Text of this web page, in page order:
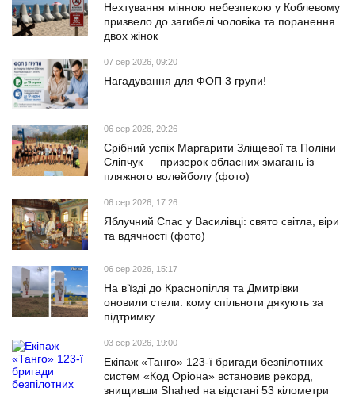
Нехтування мінною небезпекою у Коблевому
призвело до загибелі чоловіка та поранення
двох жінок
07 сер 2026, 09:20
Нагадування для ФОП 3 групи!
06 сер 2026, 20:26
Срібний успіх Маргарити Зліщевої та Поліни
Сліпчук — призерок обласних змагань із
пляжного волейболу (фото)
06 сер 2026, 17:26
Яблучний Спас у Василівці: свято світла, віри
та вдячності (фото)
06 сер 2026, 15:17
На в’їзді до Краснопілля та Дмитрівки
оновили стели: кому спільноти дякують за
підтримку
03 сер 2026, 19:00
Екіпаж «Танго» 123-ї бригади безпілотних
систем «Код Оріона» встановив рекорд,
знищивши Shahed на відстані 53 кілометри